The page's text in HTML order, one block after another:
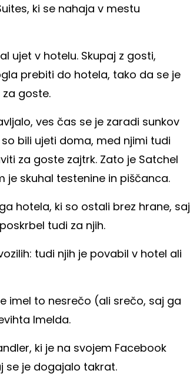
ki se nahaja v mestu
ujet v hotelu. Skupaj z gosti,
prebiti do hotela, tako da se je
goste.
ves čas se je zaradi sunkov
bili ujeti doma, med njimi tudi
za goste zajtrk. Zato je Satchel
skuhal testenine in piščanca.
hotela, ki so ostali brez hrane, saj
tudi za njih.
tudi njih je povabil v hotel ali
imel to nesrečo (ali srečo, saj ga
Imelda.
ki je na svojem Facebook
se je dogajalo takrat.